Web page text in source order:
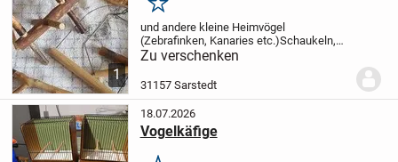
1
Merken
und andere kleine Heimvögel
(Zebrafinken, Kanaries etc.)Schaukeln,
kleine Leitern, Spielzeug
Zu verschenken
31157 Sarstedt
18.07.2026
Vogelkäfige